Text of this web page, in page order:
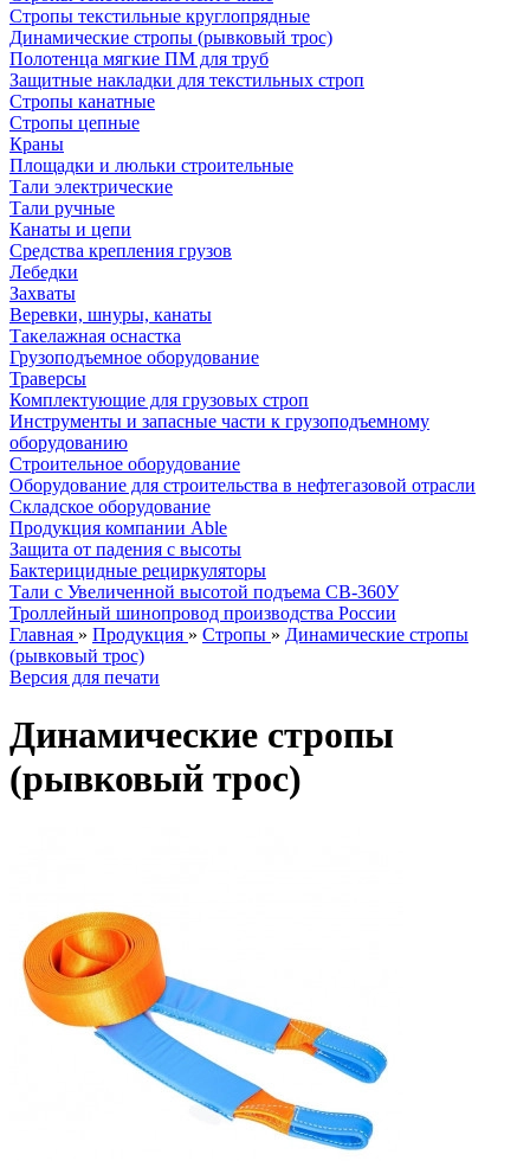
Стропы текстильные круглопрядные
Динамические стропы (рывковый трос)
Полотенца мягкие ПМ для труб
Защитные накладки для текстильных строп
Стропы канатные
Стропы цепные
Краны
Площадки и люльки строительные
Тали электрические
Тали ручные
Канаты и цепи
Средства крепления грузов
Лебедки
Захваты
Веревки, шнуры, канаты
Такелажная оснастка
Грузоподъемное оборудование
Траверсы
Комплектующие для грузовых строп
Инструменты и запасные части к грузоподъемному
оборудованию
Строительное оборудование
Оборудование для строительства в нефтегазовой отрасли
Складское оборудование
Продукция компании Able
Защита от падения с высоты
Бактерицидные рециркуляторы
Тали с Увеличенной высотой подъема СВ-360У
Троллейный шинопровод производства России
Главная » Продукция » Стропы » Динамические стропы
(рывковый трос)
Версия для печати
Динамические стропы
(рывковый трос)